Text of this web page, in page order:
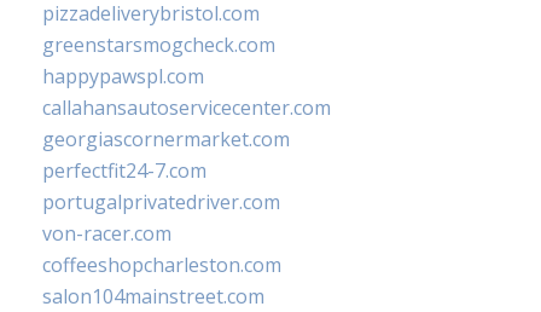
pizzadeliverybristol.com
greenstarsmogcheck.com
happypawspl.com
callahansautoservicecenter.com
georgiascornermarket.com
perfectfit24-7.com
portugalprivatedriver.com
von-racer.com
coffeeshopcharleston.com
salon104mainstreet.com